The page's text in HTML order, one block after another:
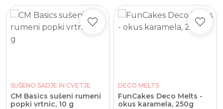
SUŠENO SADJE IN CVETJE
CM Basics sušeni rumeni
popki vrtnic, 10 g
DECO MELTS
FunCakes Deco Melts -
okus karamela, 250g